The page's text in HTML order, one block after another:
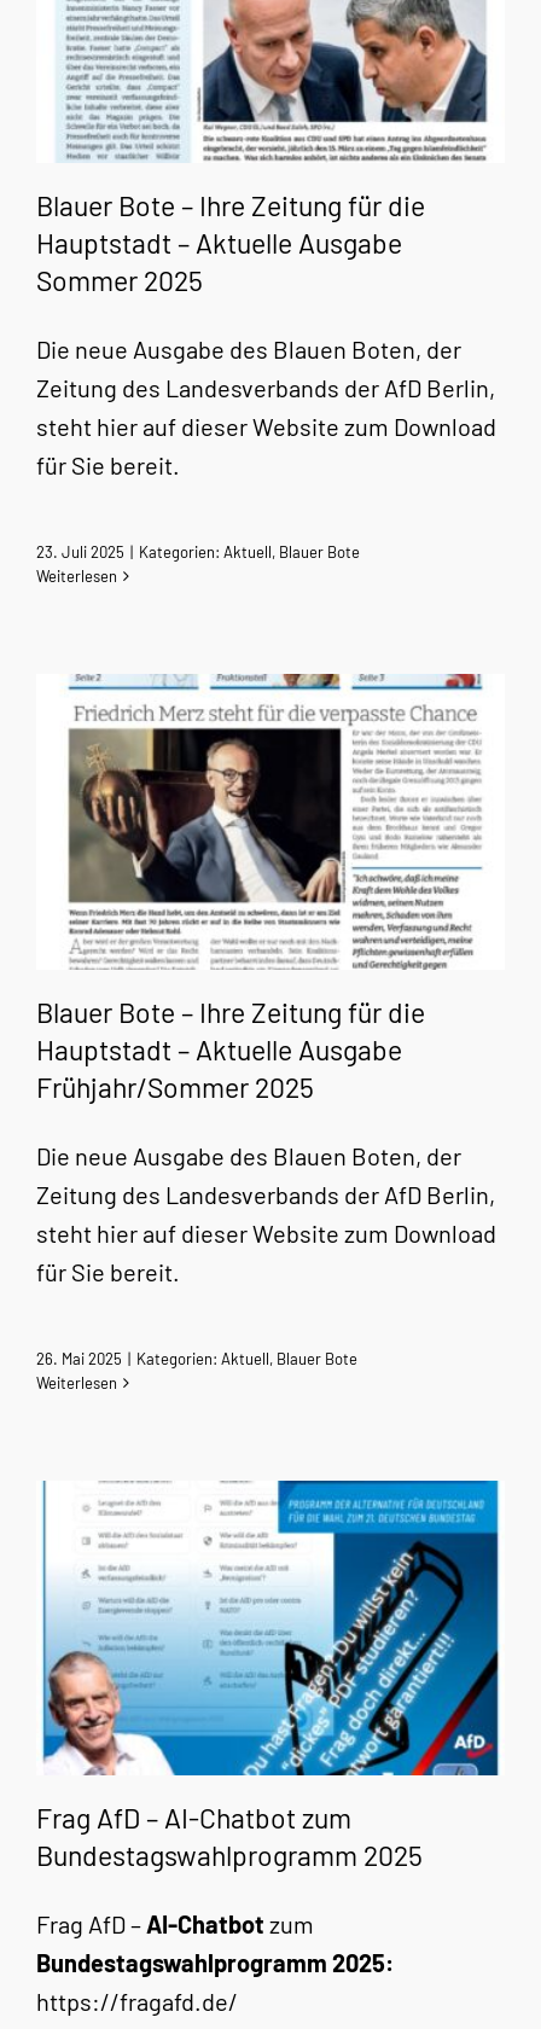
Blauer Bote – Ihre Zeitung für die
Hauptstadt – Aktuelle Ausgabe
Sommer 2025
Die neue Ausgabe des Blauen Boten, der
Zeitung des Landesverbands der AfD Berlin,
steht hier auf dieser Website zum Download
für Sie bereit.
23. Juli 2025 | Kategorien: Aktuell, Blauer Bote
Weiterlesen
Blauer Bote – Ihre Zeitung für die
Hauptstadt – Aktuelle Ausgabe
Frühjahr/Sommer 2025
Die neue Ausgabe des Blauen Boten, der
Zeitung des Landesverbands der AfD Berlin,
steht hier auf dieser Website zum Download
für Sie bereit.
26. Mai 2025 | Kategorien: Aktuell, Blauer Bote
Weiterlesen
Frag AfD – AI-Chatbot zum
Bundestagswahlprogramm 2025
Frag AfD – AI-Chatbot zum
Bundestagswahlprogramm 2025:
https://fragafd.de/